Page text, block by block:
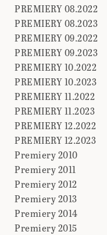
PREMIERY 08.2022
PREMIERY 08.2023
PREMIERY 09.2022
PREMIERY 09.2023
PREMIERY 10.2022
PREMIERY 10.2023
PREMIERY 11.2022
PREMIERY 11.2023
PREMIERY 12.2022
PREMIERY 12.2023
Premiery 2010
Premiery 2011
Premiery 2012
Premiery 2013
Premiery 2014
Premiery 2015